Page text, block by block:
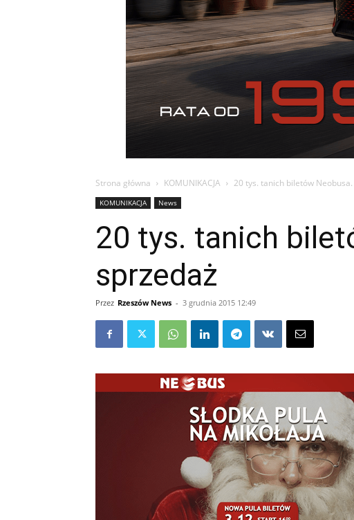
Strona główna KOMUNIKACJA 20 tys. tanich biletów
KOMUNIKACJA News
20 tys. tanich
sprzedaż
Przez Rzeszów News - 3 grudnia 2015 12:49